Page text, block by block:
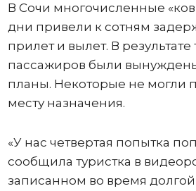
В Сочи многочисленные
дни привели к сотням
прилет и вылет. В результате
пассажиров были
планы. Некоторые не могли
месту назначения.
«У нас четвертая попытка
сообщила туристка в
записанном во время